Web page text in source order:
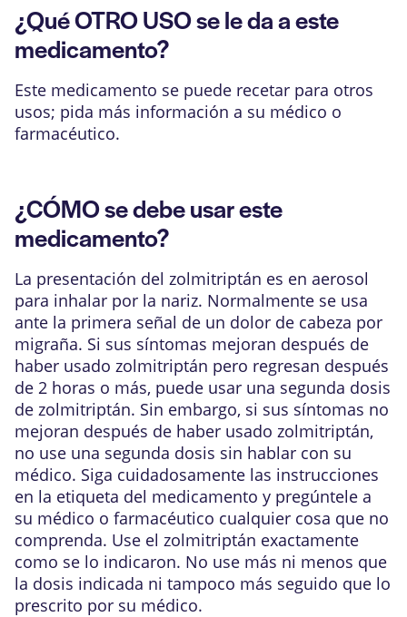
¿Qué OTRO USO se le da a este
medicamento?
Este medicamento se puede recetar para otros
usos; pida más información a su médico o
farmacéutico.
¿CÓMO se debe usar este
medicamento?
La presentación del zolmitriptán es en aerosol
para inhalar por la nariz. Normalmente se usa
ante la primera señal de un dolor de cabeza por
migraña. Si sus síntomas mejoran después de
haber usado zolmitriptán pero regresan después
de 2 horas o más, puede usar una segunda dosis
de zolmitriptán. Sin embargo, si sus síntomas no
mejoran después de haber usado zolmitriptán,
no use una segunda dosis sin hablar con su
médico. Siga cuidadosamente las instrucciones
en la etiqueta del medicamento y pregúntele a
su médico o farmacéutico cualquier cosa que no
comprenda. Use el zolmitriptán exactamente
como se lo indicaron. No use más ni menos que
la dosis indicada ni tampoco más seguido que lo
prescrito por su médico.